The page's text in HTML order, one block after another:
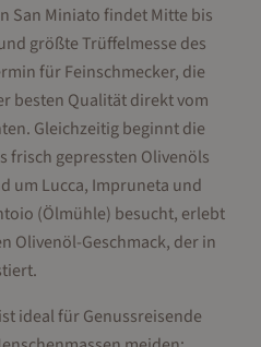
San Miniato findet Mitte bis
größte Trüffelmesse des
für Feinschmecker, die
besten Qualität direkt vom
Gleichzeitig beginnt die
frisch gepressten Olivenöls
um Lucca, Impruneta und
(Ölmühle) besucht, erlebt
Olivenöl-Geschmack, der in
ideal für Genussreisende